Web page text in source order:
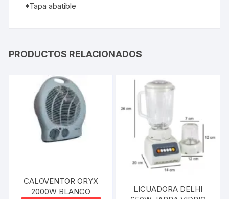
*Tapa abatible
PRODUCTOS RELACIONADOS
CALOVENTOR ORYX
2000W BLANCO
LICUADORA DELHI